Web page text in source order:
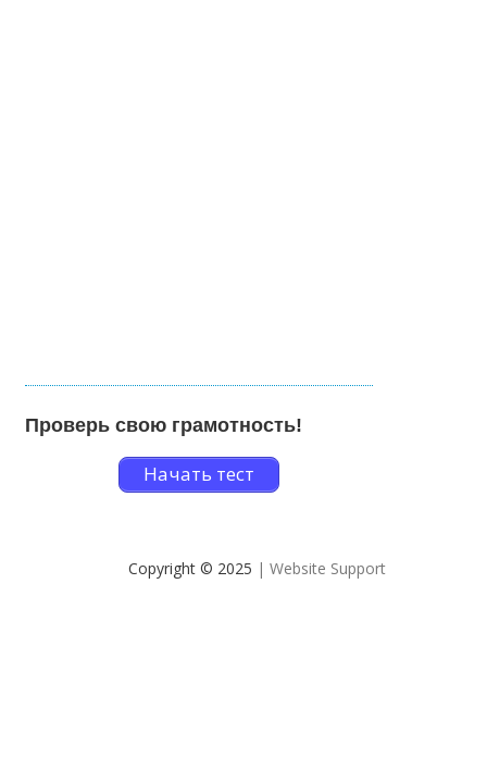
Проверь свою грамотность!
Начать тест
Copyright © 2025 | Website Support